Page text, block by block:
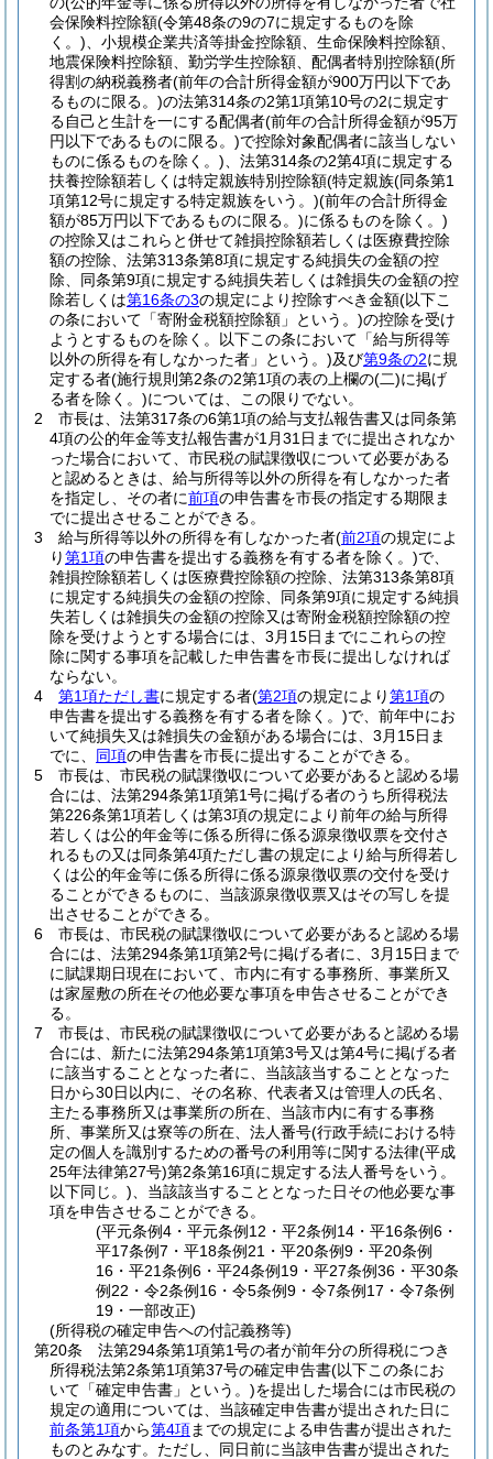
会保険料控除額(令第48条の9の7に規定するものを除
く。) 、小規模企業共済等掛金控除額、生命保険料控除額、
地震保険料控除額、勤労学生控除額、配偶者特別控除額(所
得割の納税義務者(前年の合計所得金額が900万円以下であ
るものに限る。)の法第314条の2第1項第10号の2に規定す
る自己と生計を一にする配偶者(前年の合計所得金額が95万
円以下であるものに限る。)で控除対象配偶者に該当しない
ものに係るものを除く。) 、法第314条の2第4項に規定する
扶養控除額若しくは特定親族特別控除額(特定親族(同条第1
項第12号に規定する特定親族をいう。)(前年の合計所得金
額が85万円以下であるものに限る。)に係るものを除く。)
の控除又はこれらと併せて雑損控除額若しくは医療費控除
額の控除、法第313条第8項に規定する純損失の金額の控
除、同条第9項に規定する純損失若しくは雑損失の金額の控
除若しくは第16条の3の規定により控除すべき金額(以下こ
の条において「寄附金税額控除額」という。)の控除を受け
ようとするものを除く。以下この条において「給与所得等
以外の所得を有しなかった者」という。)及び第9条の2に規
定する者(施行規則第2条の2第1項の表の上欄の(二)に掲げ
る者を除く。)については、この限りでない。
2
市長は、法第317条の6第1項の給与支払報告書又は同条第
4項の公的年金等支払報告書が1月31日までに提出されなか
った場合において、市民税の賦課徴収について必要がある
と認めるときは、給与所得等以外の所得を有しなかった者
を指定し、その者に前項の申告書を市長の指定する期限ま
でに提出させることができる。
3
給与所得等以外の所得を有しなかった者(前2項の規定によ
り第1項の申告書を提出する義務を有する者を除く。)で、
雑損控除額若しくは医療費控除額の控除、法第313条第8項
に規定する純損失の金額の控除、同条第9項に規定する純損
失若しくは雑損失の金額の控除又は寄附金税額控除額の控
除を受けようとする場合には、3月15日までにこれらの控
除に関する事項を記載した申告書を市長に提出しなければ
ならない。
4
第1項ただし書に規定する者(第2項の規定により第1項の
申告書を提出する義務を有する者を除く。)で、前年中にお
いて純損失又は雑損失の金額がある場合には、3月15日ま
でに、 同項の申告書を市長に提出することができる。
5
市長は、市民税の賦課徴収について必要があると認める場
合には、法第294条第1項第1号に掲げる者のうち所得税法
第226条第1項若しくは第3項の規定により前年の給与所得
若しくは公的年金等に係る所得に係る源泉徴収票を交付さ
れるもの又は同条第4項ただし書の規定により給与所得若し
くは公的年金等に係る所得に係る源泉徴収票の交付を受け
ることができるものに、当該源泉徴収票又はその写しを提
出させることができる。
6
市長は、市民税の賦課徴収について必要があると認める場
合には、法第294条第1項第2号に掲げる者に、3月15日まで
に賦課期日現在において、市内に有する事務所、事業所又
は家屋敷の所在その他必要な事項を申告させることができ
る。
7
市長は、市民税の賦課徴収について必要があると認める場
合には、新たに法第294条第1項第3号又は第4号に掲げる者
に該当することとなった者に、当該該当することとなった
日から30日以内に、その名称、代表者又は管理人の氏名、
主たる事務所又は事業所の所在、当該市内に有する事務
所、事業所又は寮等の所在、法人番号(行政手続における特
定の個人を識別するための番号の利用等に関する法律(平成
25年法律第27号)第2条第16項に規定する法人番号をいう。
以下同じ。) 、当該該当することとなった日その他必要な事
項を申告させることができる。
(平元条例4・平元条例12・平2条例14・平16条例6・
平17条例7・平18条例21・平20条例9・平20条例
16・平21条例6・平24条例19・平27条例36・平30条
例22・令2条例16・令5条例9・令7条例17・令7条例
19・一部改正)
(所得税の確定申告への付記義務等)
第20条
法第294条第1項第1号の者が前年分の所得税につき
所得税法第2条第1項第37号の確定申告書(以下この条にお
いて「確定申告書」という。)を提出した場合には市民税の
規定の適用については、当該確定申告書が提出された日に
前条第1項から第4項までの規定による申告書が提出された
ものとみなす。 ただし、同日前に当該申告書が提出された